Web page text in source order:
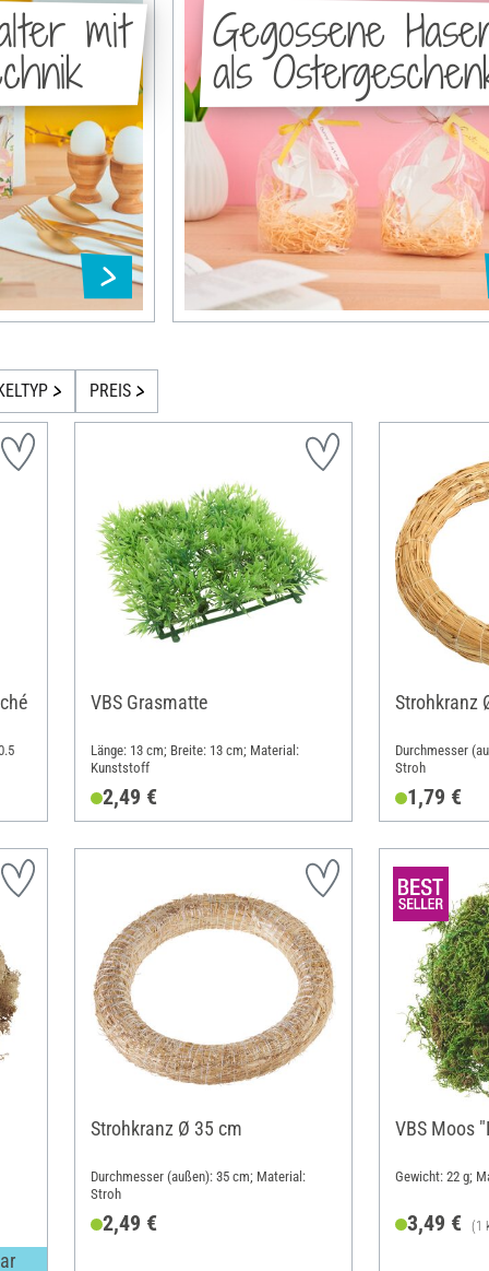
mit Gegossene
als
PREIS
VBS Grasmatte
Länge: 13 cm; Breite: 13 cm; Material:
Kunststoff
2,49 €
Strohkranz
Durchmesser
Stroh
1,79 €
Strohkranz Ø 35 cm
Durchmesser (außen): 35 cm; Material:
Stroh
2,49 €
VBS Moos
Gewicht: 22 g;
3,49 € (1